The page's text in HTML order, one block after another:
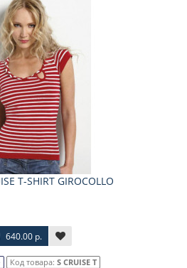
T-SHIRT GIROCOLLO
640.00 р.
Код товара: S CRUISE T